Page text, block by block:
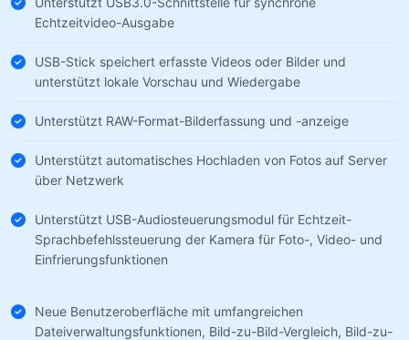
Echtzeitvideo-Ausgabe
USB-Stick speichert erfasste Videos oder Bilder und
unterstützt lokale Vorschau und Wiedergabe
Unterstützt RAW-Format-Bilderfassung und -anzeige
Unterstützt automatisches Hochladen von Fotos auf Server
über Netzwerk
Unterstützt USB-Audiosteuerungsmodul für Echtzeit-
Sprachbefehlssteuerung der Kamera für Foto-, Video- und
Einfrierungsfunktionen
Neue Benutzeroberfläche mit umfangreichen
Dateiverwaltungsfunktionen, Bild-zu-Bild-Vergleich, Bild-zu-